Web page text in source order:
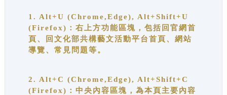
1. Alt+U (Chrome,Edge), Alt+Shift+U
(Firefox)：右上方功能區塊，包括回官網首
頁、回文化部共構藝文活動平台首頁、網站
導覽、常見問題等。
2. Alt+C (Chrome,Edge), Alt+Shift+C
(Firefox)：中央內容區塊，為本頁主要內容